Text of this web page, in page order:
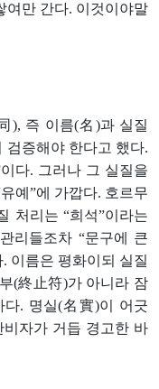
여만 간다. 이것이야말
), 즉 이름(名)과 실질
검증해야 한다고 했다.
다. 그러나 그 실질을
예”에 가깝다. 호르무
처리는 “희석”이라는
리들조차 “문구에 큰
이름은 평화이되 실질
(終止符)가 아니라 잠
다. 명실(名實)이 어긋
자가 거듭 경고한 바